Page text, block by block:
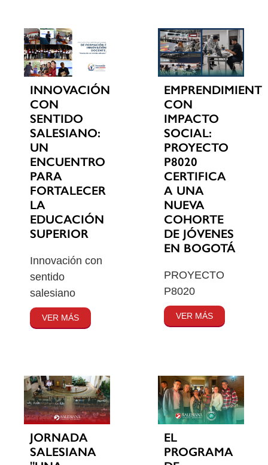
INNOVACIÓN
CON
SENTIDO
SALESIANO:
UN
ENCUENTRO
PARA
FORTALECER
LA
EDUCACIÓN
SUPERIOR
Innovación con
sentido
salesiano
VER MÁS
CON
IMPACTO
SOCIAL:
PROYECTO
P8020
CERTIFICA
A UNA
NUEVA
COHORTE
DE JÓVENES
EN BOGOTÁ
PROYECTO
P8020
VER MÁS
JORNADA
SALESIANA
EL
PROGRAMA